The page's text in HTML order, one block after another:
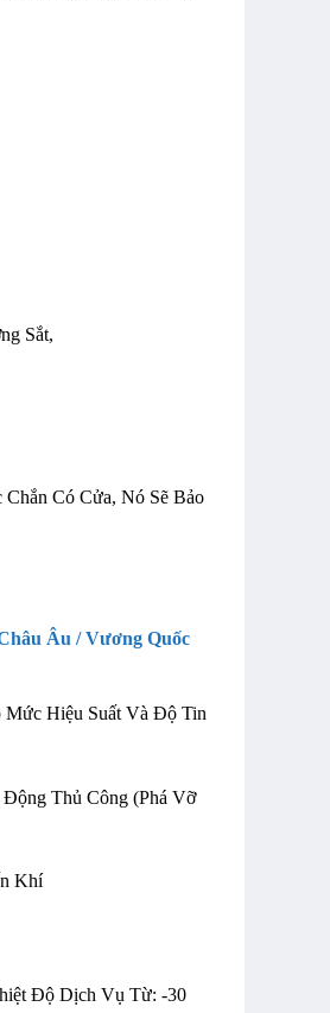
Sắt,
Có Cửa, Nó Sẽ Bảo
Âu / Vương Quốc
Mức Hiệu Suất Và Độ Tin
Thủ Công (Phá Vỡ
Khí
Độ Dịch Vụ Từ: -30